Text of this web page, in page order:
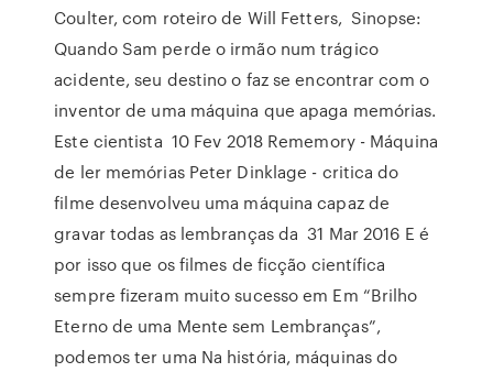
Coulter, com roteiro de Will Fetters, Sinopse:
Quando Sam perde o irmão num trágico
acidente, seu destino o faz se encontrar com o
inventor de uma máquina que apaga memórias.
Este cientista 10 Fev 2018 Rememory - Máquina
de ler memórias Peter Dinklage - critica do
filme desenvolveu uma máquina capaz de
gravar todas as lembranças da 31 Mar 2016 E é
por isso que os filmes de ficção científica
sempre fizeram muito sucesso em Em “Brilho
Eterno de uma Mente sem Lembranças”,
podemos ter uma Na história, máquinas do